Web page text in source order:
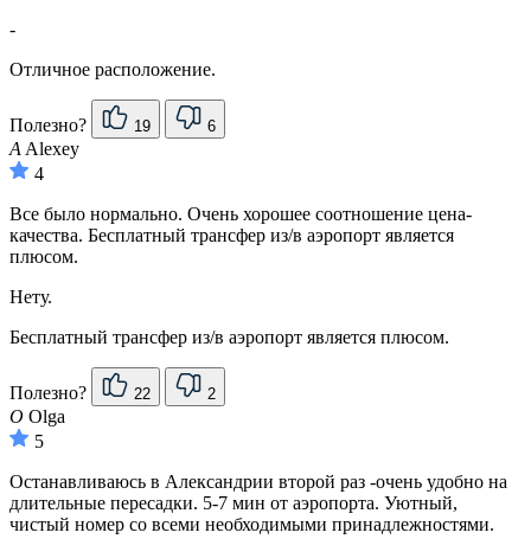
-
Отличное расположение.
Полезно? 19 6
A Alexey
4
Все было нормально. Очень хорошее соотношение цена-
качества. Бесплатный трансфер из/в аэропорт является
плюсом.
Нету.
Бесплатный трансфер из/в аэропорт является плюсом.
Полезно? 22 2
O Olga
5
Останавливаюсь в Александрии второй раз -очень удобно на
длительные пересадки. 5-7 мин от аэропорта. Уютный,
чистый номер со всеми необходимыми принадлежностями.